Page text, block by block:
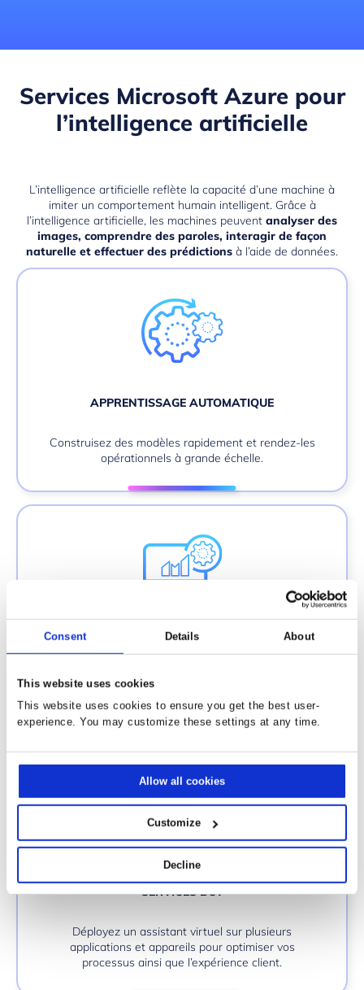
Consent Details About
This website uses cookies
This website uses cookies to ensure you get the best user-
experience. You may customize these settings at any time.
Allow all cookies
Customize
Decline
Services Microsoft Azurepour
l’intelligence artificielle
L’intelligence artificielle reflète la capacité d’une machine à
imiter un comportement humain intelligent. Grâce à
l’intelligence artificielle, les machines peuvent analyser des
images, comprendre des paroles, interagir de façon
naturelle et effectuer des prédictions à l’aide de données.
APPRENTISSAGE AUTOMATIQUE
Construisez des modèles rapidement et rendez-les
opérationnels à grande échelle.
EXPLORATION DES CONNAISSANCES
Tirez parti des modèles de voix, de vision et de
brutes non structurées en contenu interrogeable.
SERVICES BOT
Déployez un assistant virtuel sur plusieurs
applications et appareils pour optimiser vos
processus ainsi que l’expérience client.